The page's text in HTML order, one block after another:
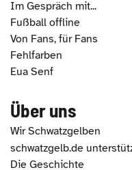
Im Gespräch mit...
Fußball offline
Von Fans, für Fans
Fehlfarben
Eua Senf
Über uns
Wir Schwatzgelben
schwatzgelb.de
Die Geschichte